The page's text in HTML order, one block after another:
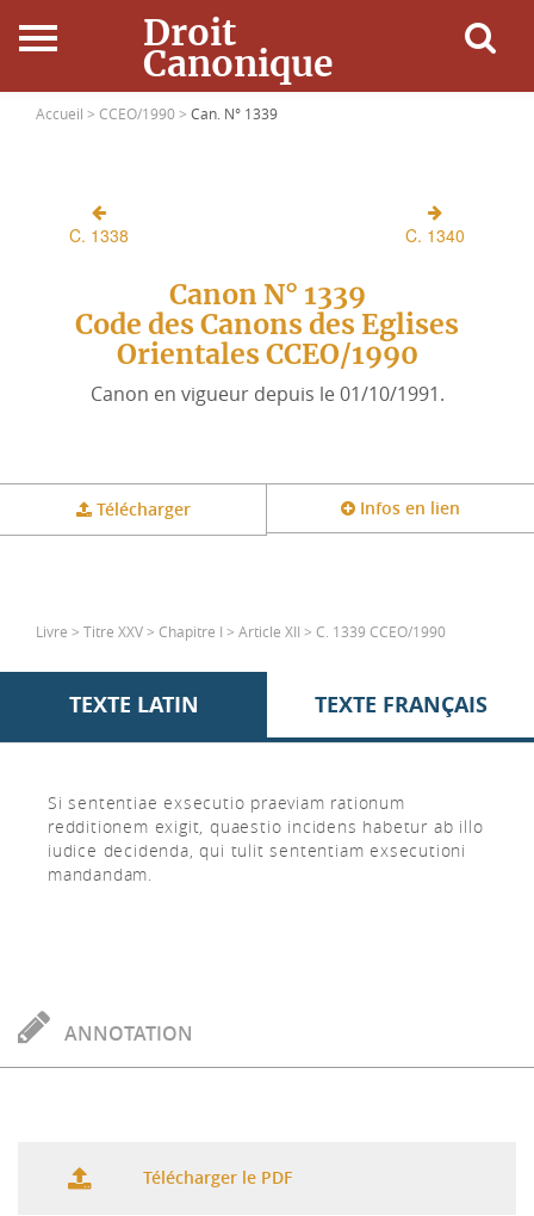
Droit
Canonique
Accueil
Ressources
Connexion
Accueil > CCEO/1990 > Can. N° 1339
C. 1338 C. 1340
Canon N° 1339
Code des Canons des Eglises
Orientales CCEO/1990
Canon en vigueur depuis le 01/10/1991.
Télécharger Infos en lien
Livre > Titre XXV > Chapitre I > Article XII > C. 1339 CCEO/1990
TEXTE LATIN TEXTE FRANÇAIS
Si sententiae exsecutio praeviam rationum
redditionem exigit, quaestio incidens habetur ab illo
iudice decidenda, qui tulit sententiam exsecutioni
mandandam.
ANNOTATION
Télécharger le PDF